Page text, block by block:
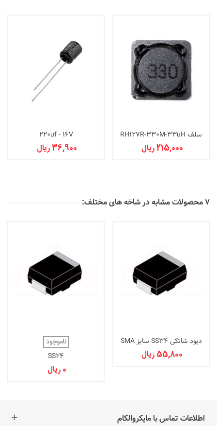
سلف RH127R-330M-33uH
215,000 ریال
220uf - 16V
36,900 ریال
7 محصولات مشابه در شاخه های مختلف:
دیود شاتکی SS34 سایز SMA
55,800 ریال
ناموجود
SS24
0 ریال
اطلاعات تماس با مایکروالکام